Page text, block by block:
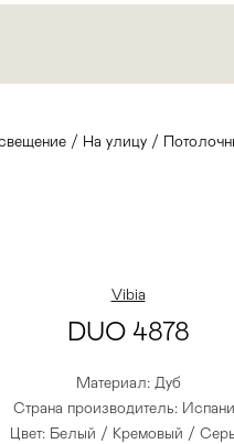
/ На улицу /
Vibia
DUO 4878
Материал: Дуб
Страна производитель:
Цвет: Белый / Кремовый /